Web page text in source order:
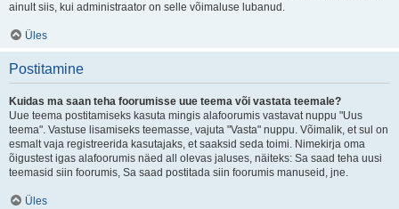
ainult siis, kui administraator on selle võimaluse lubanud.
Üles
Postitamine
Kuidas ma saan teha foorumisse uue teema või vastata teemale?
Uue teema postitamiseks kasuta mingis alafoorumis vastavat nuppu "Uus
teema". Vastuse lisamiseks teemasse, vajuta "Vasta" nuppu. Võimalik, et sul on
esmalt vaja registreerida kasutajaks, et saaksid seda toimi. Nimekirja oma
õigustest igas alafoorumis näed all olevas jaluses, näiteks: Sa saad teha uusi
teemasid siin foorumis, Sa saad postitada siin foorumis manuseid, jne.
Üles